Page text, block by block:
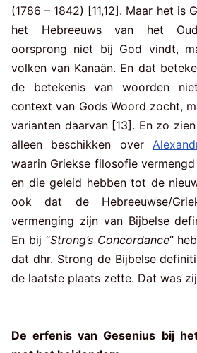
(1786 – 1842) [11,12]. Maar het is
het Hebreeuws van het
oorsprong niet bij God vindt,
volken van Kanaän. En dat
de betekenis van woorden
context van Gods Woord zocht,
varianten daarvan [13]. En zo
alleen beschikken over
waarin Griekse filosofie
en die geleid hebben tot de
ook dat de Hebreeuwse/
vermenging zijn van Bijbelse
En bij “Strong’s Concordance”
dat dhr. Strong de Bijbelse
de laatste plaats zette. Dat was
De erfenis van Gesenius bij